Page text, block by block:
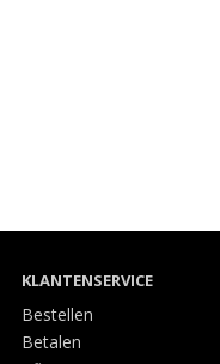
KLANTENSERVICE
Bestellen
Betalen